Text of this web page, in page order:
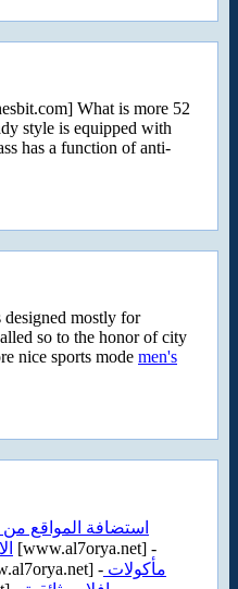
What is more 52
style is equipped with
has a function of anti-
mostly for
so to the honor of city
nice sports mode men's
استضافة المواقع
[www.al7orya.net] -
-